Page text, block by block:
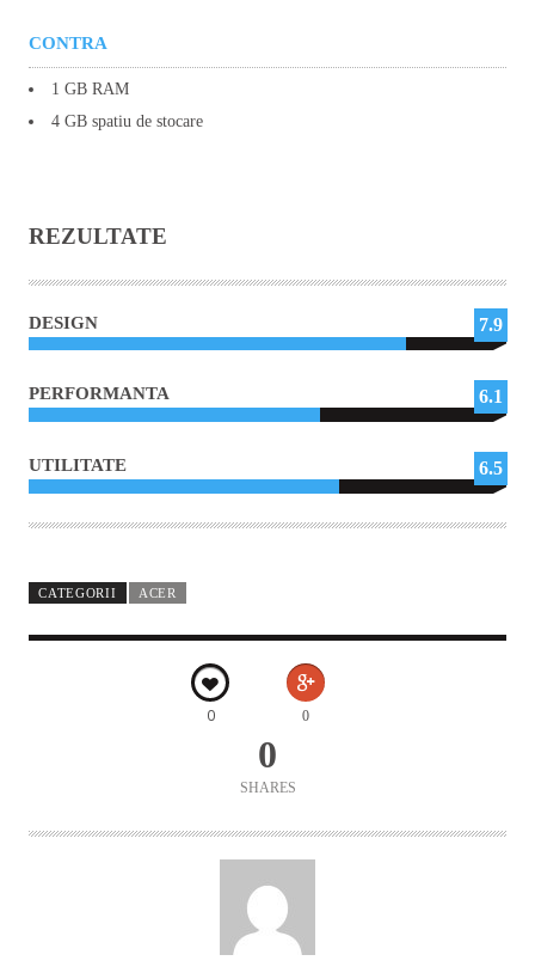
CONTRA
1 GB RAM
4 GB spatiu de stocare
REZULTATE
DESIGN 7.9
PERFORMANTA 6.1
UTILITATE 6.5
CATEGORII ACER
0 0
0
SHARES